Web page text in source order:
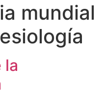
mundial
la